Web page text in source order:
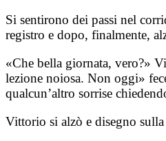
Si sentirono dei passi nel
registro e dopo, finalmente,
«Che bella giornata, vero?»
lezione noiosa. Non oggi»
qualcun’altro sorrise
Vittorio si alzò e disegno sulla